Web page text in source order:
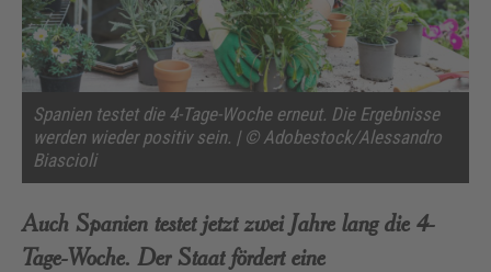
Spanien testet die 4-Tage-Woche erneut. Die Ergebnisse
werden wieder positiv sein. | © Adobestock/Alessandro
Biascioli
Auch Spanien testet jetzt zwei Jahre lang die 4-
Tage-Woche. Der Staat fördert eine